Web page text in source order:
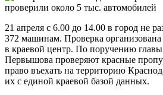
21 апреля с 6.00 до 14.00 в город не
372 машинам. Проверка организована
в краевой центр. По поручению
Первышова проверяют красные
право въехать на территорию
их с единой краевой базой данных.